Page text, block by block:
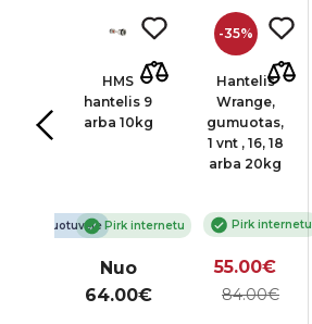
parduotuvėje
HMS
hantelis 9
arba 10kg
Pirk internetu
Nuo
64.00€
-35%
Hantelis
Wrange,
gumuotas,
1 vnt , 16, 18
arba 20kg
Pirk internetu
55.00€
84.00€